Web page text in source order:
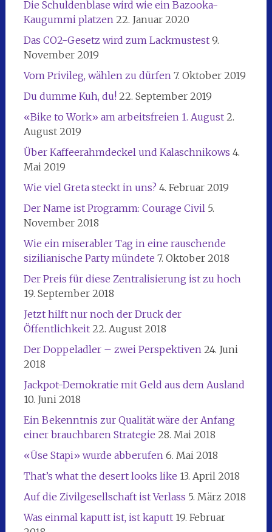
Die Schuldenblase wird wie ein Bazooka-
Kaugummi platzen 22. Januar 2020
Das CO2-Gesetz wird zum Lackmustest 9.
November 2019
Vom Privileg, wählen zu dürfen 7. Oktober 2019
Du dumme Kuh, du! 22. September 2019
«Bike to Work» am arbeitsfreien 1. August 2.
August 2019
Über Kaffeerahmdeckel und Kalaschnikows 4.
Mai 2019
Wie viel Greta steckt in uns? 4. Februar 2019
Der Name ist Programm: Courage Civil 5.
November 2018
Wie ein miserabler Tag in eine rauschende
sizilianische Party mündete 7. Oktober 2018
Der Preis für diese Zentralisierung ist zu hoch
19. September 2018
Jetzt hilft nur noch der Druck der
Öffentlichkeit 22. August 2018
Der Doppeladler – zwei Perspektiven 24. Juni
2018
Jackpot-Demokratie mit Geld aus dem Ausland
10. Juni 2018
Ein Bekenntnis zur Qualität wäre der Anfang
einer brauchbaren Strategie 28. Mai 2018
«Üse Stapi» wurde abberufen 6. Mai 2018
That’s what the desert looks like 13. April 2018
Auf die Zivilgesellschaft ist Verlass 5. März 2018
Was einmal kaputt ist, ist kaputt 19. Februar